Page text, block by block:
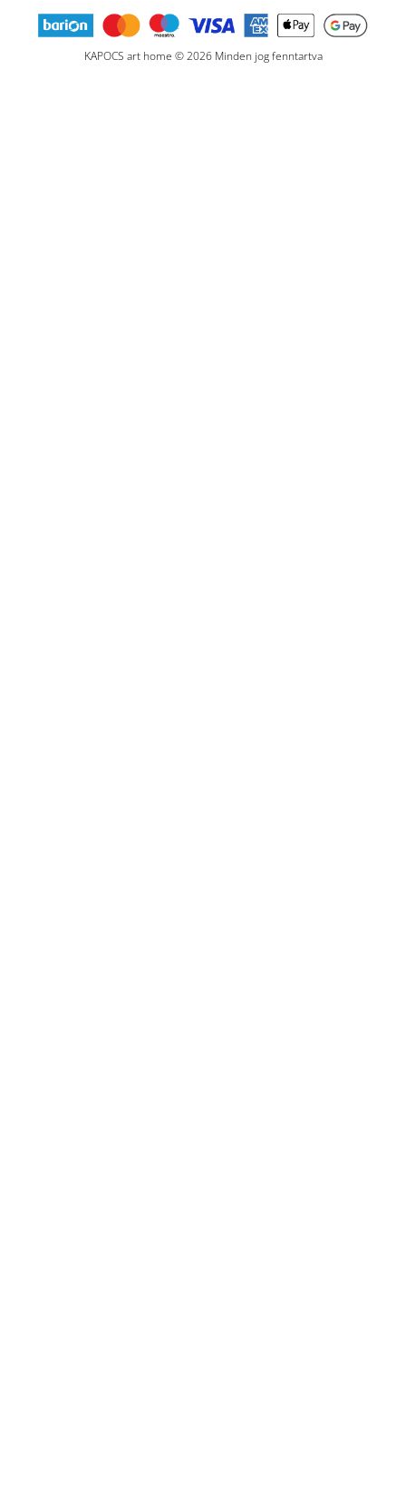
KAPOCS art home © 2026 Minden jog fenntartva